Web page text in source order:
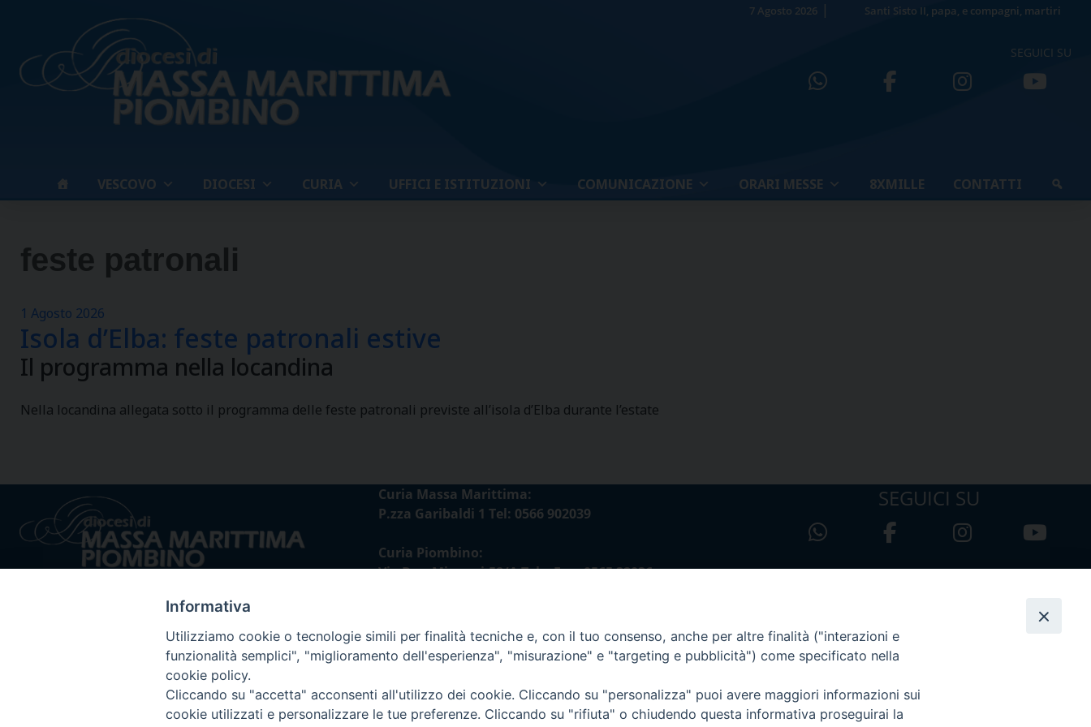
7 Agosto 2026 Santi Sisto II, papa, e compagni, martiri
SEGUICI SU
VESCOVO DIOCESI CURIA UFFICI E ISTITUZIONI COMUNICAZIONE ORARI MESSE 8XMILLE CONTATTI
feste patronali
1 Agosto 2026
Isola d’Elba: feste patronali estive
Il programma nella locandina
Nella locandina allegata sotto il programma delle feste patronali previste all’isola d’Elba durante l’estate
Curia Massa Marittima:
P.zza Garibaldi 1 Tel: 0566 902039
Curia Piombino:
Via Don Minzoni,58/A Tel e Fax: 0565 32036
curia@diocesimassamarittima.it
SEGUICI SU
Privacy policy - trasparenza
Informativa
Utilizziamo cookie o tecnologie simili per finalità tecniche e, con il tuo consenso, anche per altre finalità ("interazioni e
funzionalità semplici", "miglioramento dell'esperienza", "misurazione" e "targeting e pubblicità") come specificato nella
cookie policy.
Cliccando su "accetta" acconsenti all'utilizzo dei cookie. Cliccando su "personalizza" puoi avere maggiori informazioni sui
cookie utilizzati e personalizzare le tue preferenze. Cliccando su "rifiuta" o chiudendo questa informativa proseguirai la